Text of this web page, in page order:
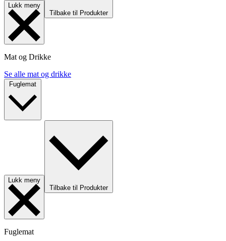
Lukk meny
Tilbake til Produkter
Mat og Drikke
Se alle mat og drikke
Lukk meny
Tilbake til Produkter
Fuglemat